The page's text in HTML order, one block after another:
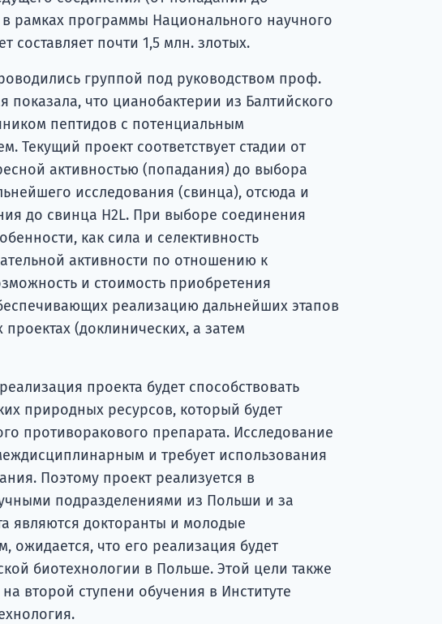
в рамках программы Национального научного
составляет почти 1,5 млн. злотых.
группой под руководством проф.
что цианобактерии из Балтийского
пептидов с потенциальным
Текущий проект соответствует стадии от
активностью (попадания) до выбора
исследования (свинца), отсюда и
до свинца H2L. При выборе соединения
как сила и селективность
активности по отношению к
и стоимость приобретения
реализацию дальнейших этапов
(доклинических, а затем
проекта будет способствовать
природных ресурсов, который будет
противоракового препарата. Исследование
и требует использования
Поэтому проект реализуется в
подразделениями из Польши и за
являются докторанты и молодые
ожидается, что его реализация будет
биотехнологии в Польше. Этой цели также
второй ступени обучения в Институте